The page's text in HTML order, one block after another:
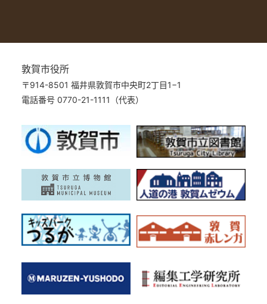
敦賀市役所
〒914-8501 福井県敦賀市中央町2丁目1−1
電話番号 0770-21-1111（代表）